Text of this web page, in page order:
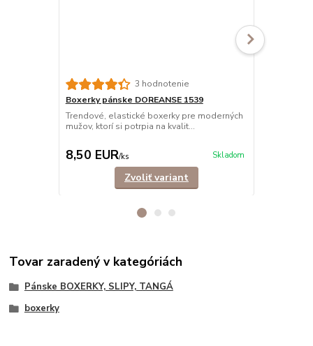
3 hodnotenie
Boxerky pánske DOREANSE 1539
Trendové, elastické boxerky pre moderných
mužov, ktorí si potrpia na kvalit...
8,50 EUR/ks Skladom
Zvoliť variant
Tovar zaradený v kategóriách
Pánske BOXERKY, SLIPY, TANGÁ
boxerky